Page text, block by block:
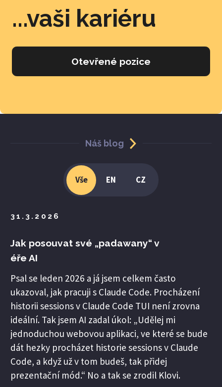
...vaši kariéru
Otevřené pozice
Náš blog
Vše EN CZ
31.3.2026
Jak posouvat své „padawany“ v
éře AI
Psal se leden 2026 a já jsem celkem často
ukazoval, jak pracuji s Claude Code. Procházení
historii sessions v Claude Code TUI není zrovna
ideální. Tak jsem AI zadal úkol: „Udělej mi
jednoduchou webovou aplikaci, ve které se bude
dát hezky procházet historie sessions v Claude
Code, a když už v tom budeš, tak přidej
prezentační mód.“ No a tak se zrodil Klovi.